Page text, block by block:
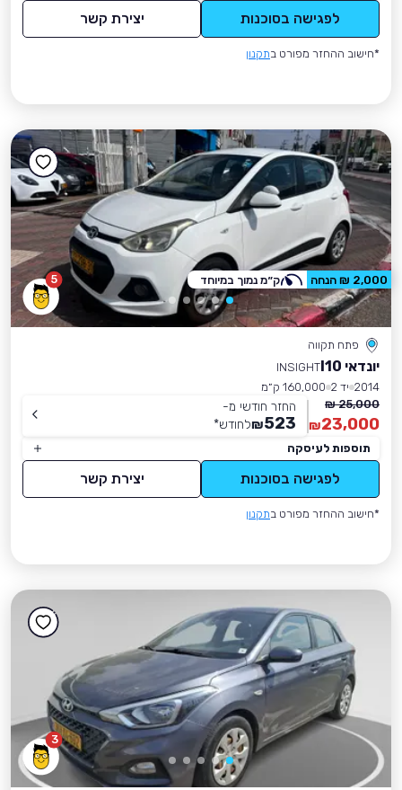
לפגישה בסוכנות יצירת קשר
*חישוב ההחזר מפורט בתקנון
5
פתח תקווה
יונדאי I10
INSIGHT
2014 יד 2
160,000 ק״מ
25,000 ₪
23,000
₪
החזר חודשי מ-
523
₪לחודש*
תוספות לעיסקה
לפגישה בסוכנות יצירת קשר
*חישוב ההחזר מפורט בתקנון
2,000 ₪ הנחה ק״מ נמוך במיוחד
3